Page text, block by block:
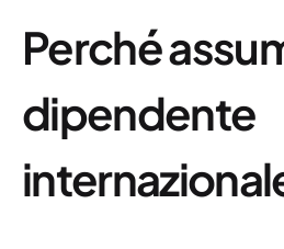
Perché
dipendente